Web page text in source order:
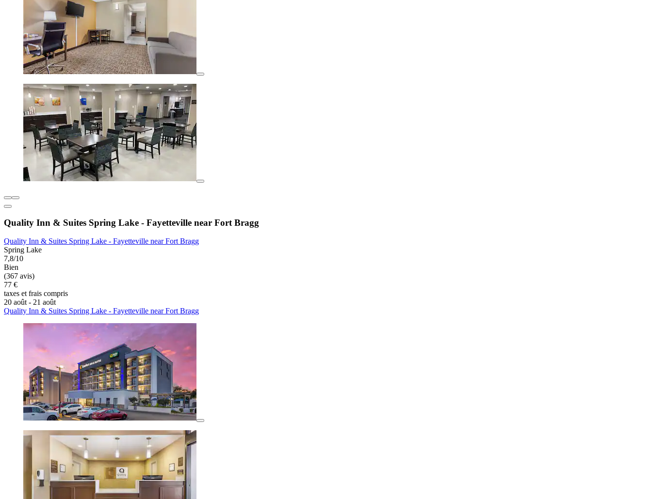
Quality Inn & Suites Spring Lake - Fayetteville near Fort Bragg
Quality Inn & Suites Spring Lake - Fayetteville near Fort Bragg
Spring Lake
7,8/10
Bien
(367 avis)
77 €
taxes et frais compris
20 août - 21 août
Quality Inn & Suites Spring Lake - Fayetteville near Fort Bragg